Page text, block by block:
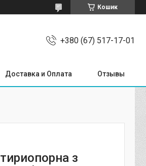
Кошик
+380 (67) 517-17-01
Доставка и Оплата Отзывы
з